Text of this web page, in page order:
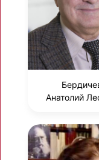
Анатолий